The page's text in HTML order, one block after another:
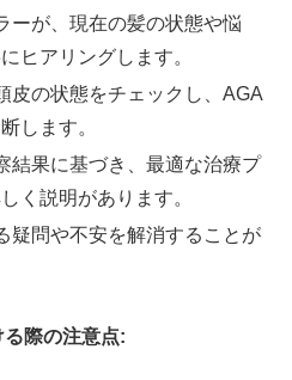
ーが、現在の髪の状態や悩
ヒアリングします。
皮の状態をチェックし、AGA
します。
結果に基づき、最適な治療プ
く説明があります。
疑問や不安を解消することが
際の注意点: